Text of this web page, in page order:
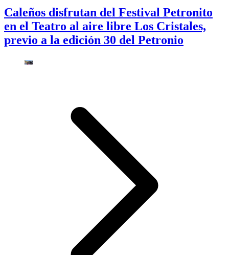
Caleños disfrutan del Festival Petronito
en el Teatro al aire libre Los Cristales,
previo a la edición 30 del Petronio